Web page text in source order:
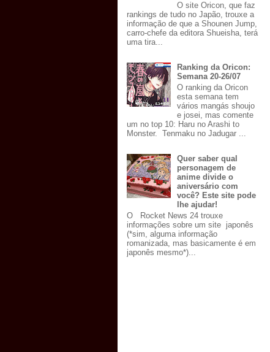
O site Oricon, que faz
rankings de tudo no Japão, trouxe a
informação de que a Shounen Jump,
carro-chefe da editora Shueisha, terá
uma tira...
Ranking da Oricon:
Semana 20-26/07
O ranking da Oricon
esta semana tem
vários mangás shoujo
e josei, mas comente
um no top 10: Haru no Arashi to
Monster. Tenmaku no Jadugar ...
Quer saber qual
personagem de
anime divide o
aniversário com
você? Este site pode
lhe ajudar!
O Rocket News 24 trouxe
informações sobre um site japonês
(*sim, alguma informação
romanizada, mas basicamente é em
japonês mesmo*)...